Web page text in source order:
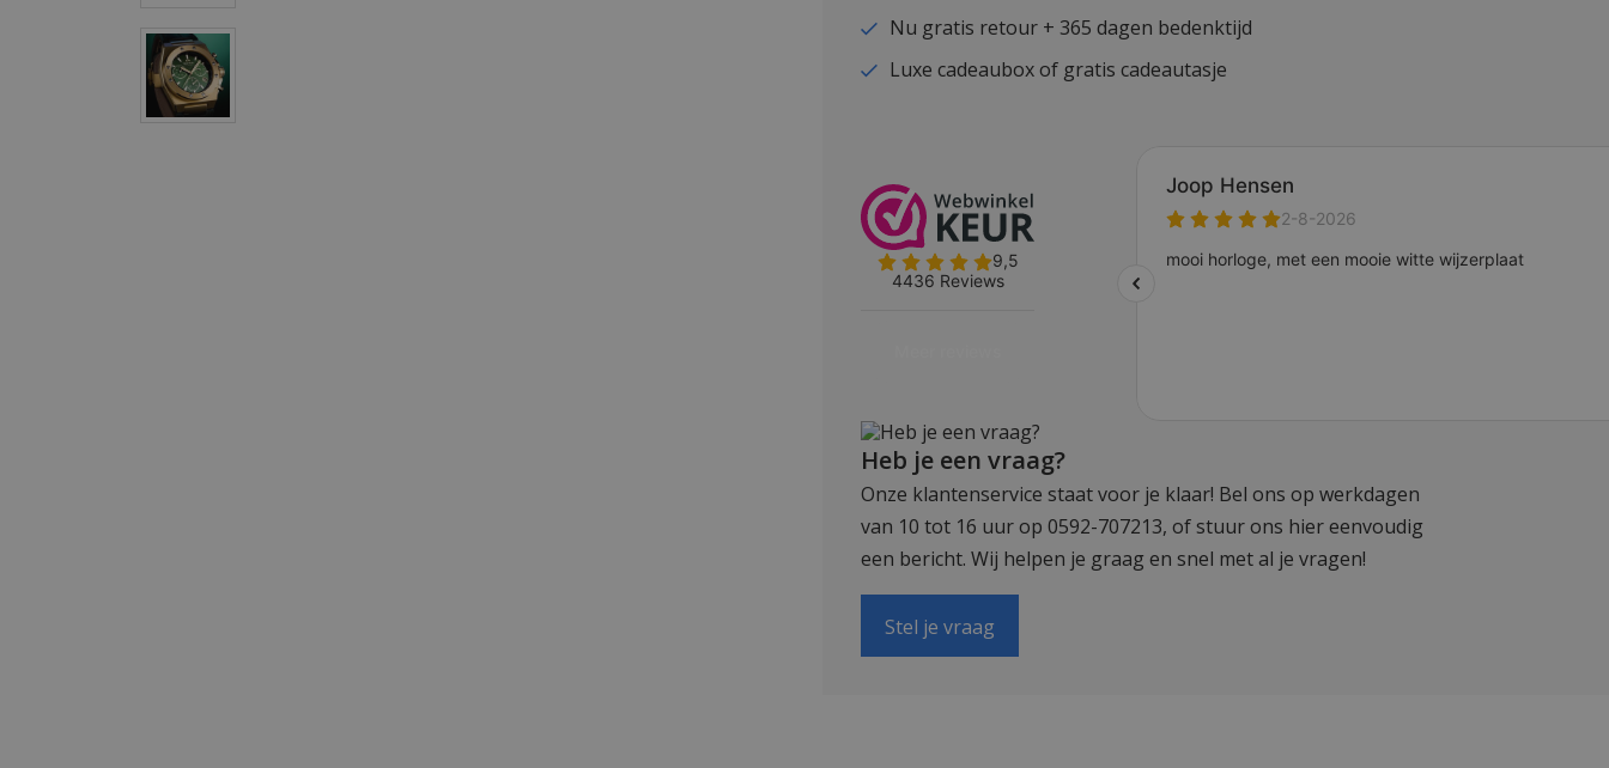
Nu gratis retour + 365 dagen bedenktijd
Luxe cadeaubox of gratis cadeautasje
Heb je een vraag?
Onze klantenservice staat voor je klaar! Bel ons op werkdagen
van 10 tot 16 uur op 0592-707213, of stuur ons hier eenvoudig
een bericht. Wij helpen je graag en snel met al je vragen!
Stel je vraag